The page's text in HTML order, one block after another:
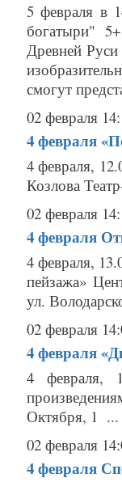
5 февраля в
богатыри"
Древней Руси
смогут
02 февраля
4 февраля
4 февраля,
Козлова
02 февраля
4 февраля
4 февраля,
пейзажа»
ул.
02 февраля
4 февраля
4 февраля,
Октября, 1 ...
02 февраля
4 февраля